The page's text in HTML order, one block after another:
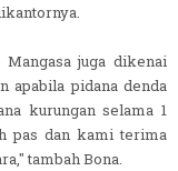
Mangasa juga dikenai
apabila pidana denda
kurungan selama 1
pas dan kami terima
tambah Bona.